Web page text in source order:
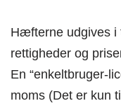
Hæfterne udgives i
rettigheder og
En “enkeltbruger-
moms (Det er kun